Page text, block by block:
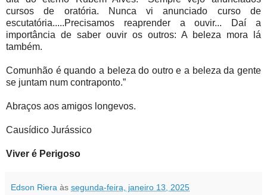
cursos de oratória. Nunca vi anunciado curso de
escutatória.....Precisamos reaprender a ouvir... Daí a
importância de saber ouvir os outros: A beleza mora lá
também.
Comunhão é quando a beleza do outro e a beleza da gente
se juntam num contraponto.”
Abraços aos amigos longevos.
Causídico Jurássico
Viver é Perigoso
Edson Riera às segunda-feira, janeiro 13, 2025